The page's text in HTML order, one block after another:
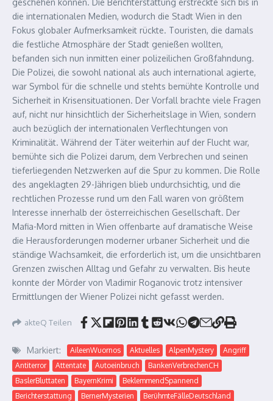
geschehen können. Die Berichterstattung erstreckte sich bis in
die internationalen Medien, wodurch die Stadt Wien in den
Fokus globaler Aufmerksamkeit rückte. Touristen, die damals
die festliche Atmosphäre der Stadt genießen wollten,
befanden sich nun inmitten einer polizeilichen Großfahndung.
Die Polizei, die sowohl national als auch international agierte,
war Symbol für die schnelle und stehts bemühte Kontrolle und
Sicherheit in Krisensituationen. Der Vorfall brachte viele Fragen
auf, nicht nur hinsichtlich der Sicherheitslage in Wien, sondern
auch bezüglich der internationalen Verflechtungen von
Kriminalität. Während der Täter weiterhin auf der Flucht war,
bemühte sich die Polizei darum, dem Verbrechen und seinen
tieferliegenden Netzwerken auf die Spur zu kommen. Die Rolle
des angeklagten 29-Jährigen blieb undurchsichtig, und die
rechtlichen Prozesse rund um den Fall waren von größtem
Interesse innerhalb der österreichischen Gesellschaft. Der
Mafia-Mord mitten in Wien offenbarte auf dramatische Weise
die Herausforderungen moderner urbaner Sicherheit und die
ständige Wachsamkeit, die erforderlich ist, um die unsichtbaren
Grenzen zwischen Alltag und Gefahr zu verwalten. Bis heute
konnte der Mörder von Vladimir Roganovic trotz intensiver
Ermittlungen der Wiener Polizei nicht gefasst werden.
akteQ Teilen
Markiert: AileenWuornos Aktuelles AlpenMystery
Angriff
Antiterror
Attentate Autoeinbruch
BankenVerbrechenCH
BaslerBluttaten
BayernKrimi
BeklemmendSpannend
Berichterstattung
BernerMysterien
BerühmteFälleDeutschland